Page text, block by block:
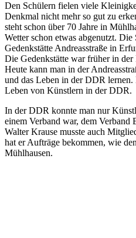
Den Schülern fielen viele
Denkmal nicht mehr so gut zu
steht schon über 70 Jahre in
Wetter schon etwas abgenutzt.
Gedenkstätte Andreasstraße in
Die Gedenkstätte war früher in
Heute kann man in der
und das Leben in der DDR lernen.
Leben von Künstlern in der DDR.
In der DDR konnte man nur
einem Verband war, dem Verband
Walter Krause musste auch
hat er Aufträge bekommen, wie
Mühlhausen.